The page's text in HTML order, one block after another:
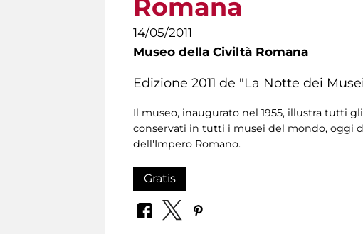
Romana
14/05/2011
Museo della Civiltà Romana
Edizione 2011 de "La Notte dei
Il museo, inaugurato nel 1955, illustra tutti
conservati in tutti i musei del mondo, oggi
dell'Impero Romano.
Gratis